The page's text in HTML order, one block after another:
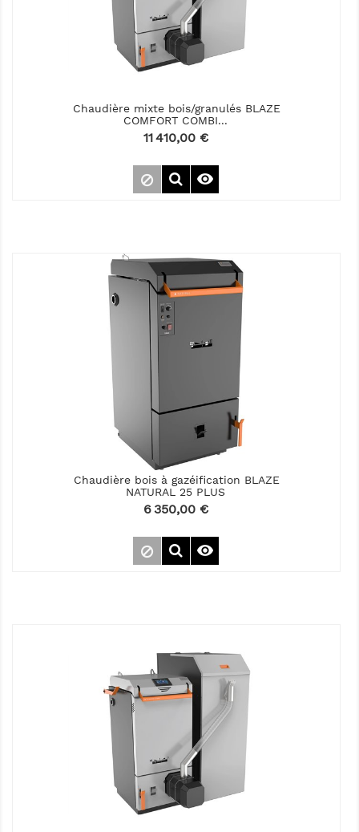
Chaudière mixte bois/granulés BLAZE
COMFORT COMBI...
Prix
11 410,00 €

Chaudière bois à gazéification BLAZE
NATURAL 25 PLUS
Prix
6 350,00 €
